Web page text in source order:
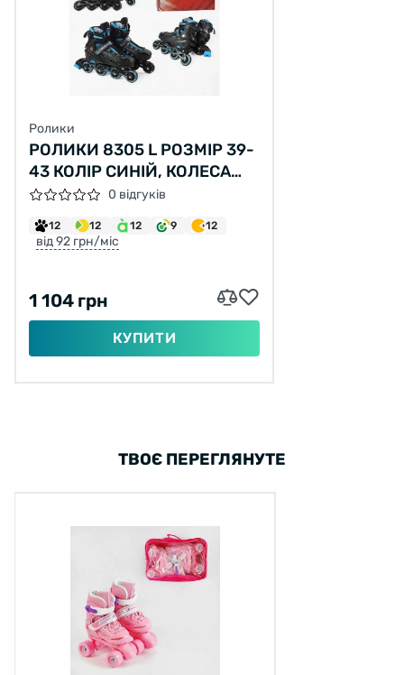
Ролики
РОЛИКИ 8305 L РОЗМІР 39-
43 КОЛІР СИНІЙ, КОЛЕСА
PU, D – 9 СМ, АЛЮМІНІЄВА
РАМА, ГАЛЬМА,
ПІДШИПНИК ABEC-7
0 відгуків
12 12 12 9 12
від 92 грн/міс
1 104 грн
КУПИТИ
ТВОЄ ПЕРЕГЛЯНУТЕ